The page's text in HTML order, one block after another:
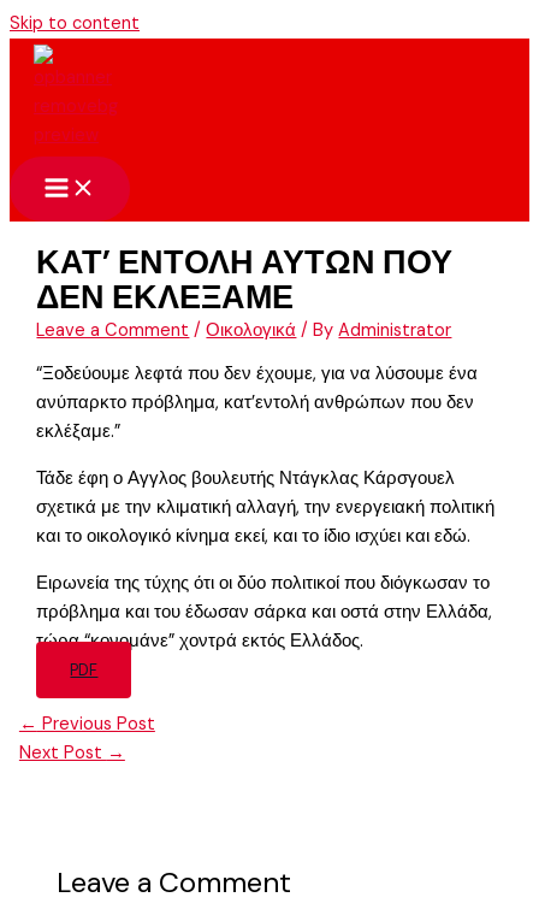
Skip to content
ΚΑΤ’ ΕΝΤΟΛΗ ΑΥΤΩΝ ΠΟΥ
ΔΕΝ ΕΚΛΕΞΑΜΕ
Leave a Comment /Οικολογικά / ByAdministrator
“Ξοδεύουμε λεφτά που δεν έχουμε, για να λύσουμε ένα
ανύπαρκτο πρόβλημα, κατ’εντολή ανθρώπων που δεν
εκλέξαμε.”
Τάδε έφη ο Αγγλος βουλευτής Ντάγκλας Κάρσγουελ
σχετικά με την κλιματική αλλαγή, την ενεργειακή πολιτική
και το οικολογικό κίνημα εκεί, και το ίδιο ισχύει και εδώ.
Ειρωνεία της τύχης ότι οι δύο πολιτικοί που διόγκωσαν το
πρόβλημα και του έδωσαν σάρκα και οστά στην Ελλάδα,
τώρα “κονομάνε” χοντρά εκτός Ελλάδος.
PDF
← Previous Post
Next Post →
Leave a Comment